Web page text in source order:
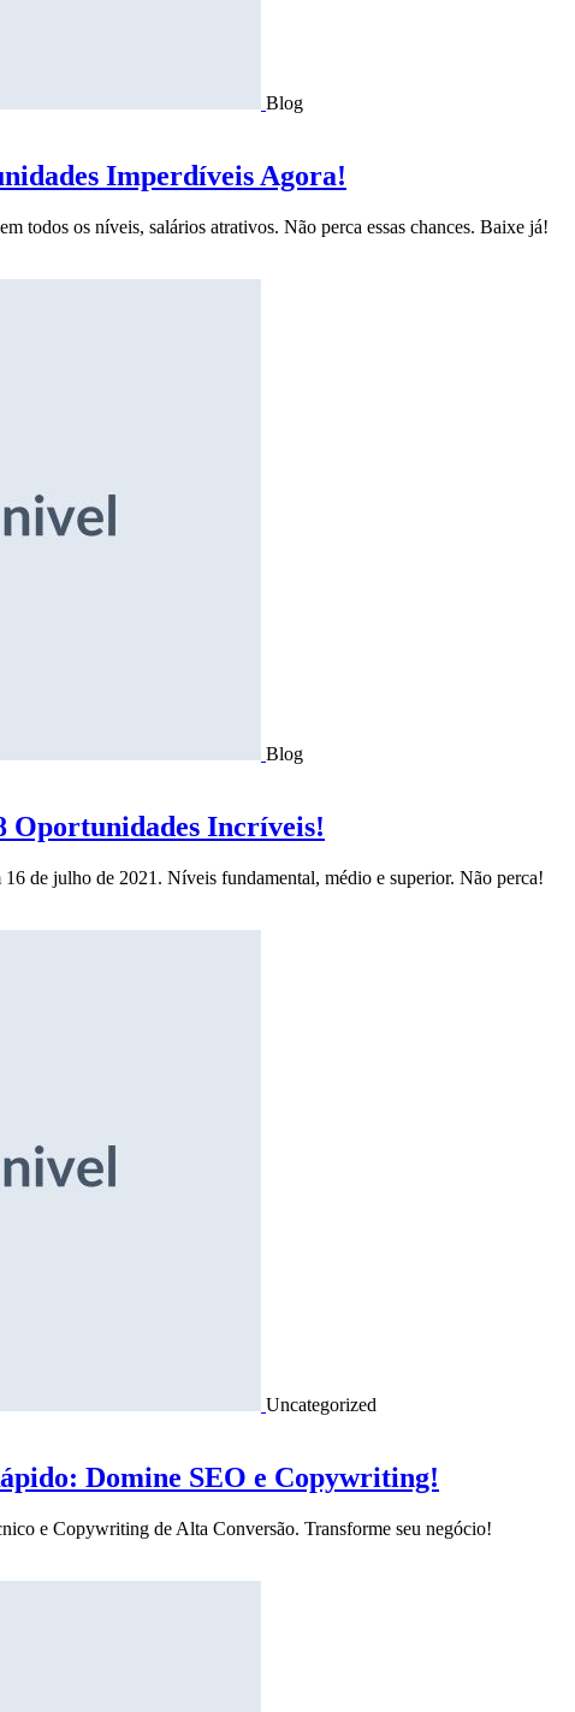
Blog
Imperdíveis Agora!
todos os níveis, salários atrativos. Não perca essas chances. Baixe já!
Blog
Oportunidades Incríveis!
de julho de 2021. Níveis fundamental, médio e superior. Não perca!
Uncategorized
Domine SEO e Copywriting!
e Copywriting de Alta Conversão. Transforme seu negócio!